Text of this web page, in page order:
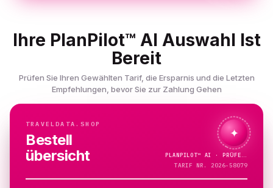
Ihre PlanPilot™ AI Auswahl Ist
Bereit
Prüfen Sie Ihren Gewählten Tarif, die Ersparnis und die Letzten
Empfehlungen, bevor Sie zur Zahlung Gehen
TRAVELDATA.SHOP
Bestell
übersicht
✦
PLANPILOT™ AI ·
TARIF NR. 2026-58079